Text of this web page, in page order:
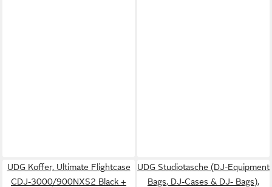
UDG Koffer, Ultimate Flightcase
CDJ-3000/900NXS2 Black +
UDG Studiotasche (DJ-Equipment
Bags, DJ-Cases & DJ- Bags),